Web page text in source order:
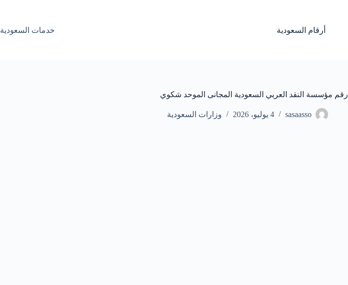
المحتوى
أرقام السعودية خدمات السعودية
رقم مؤسسة النقد العربي السعودية المجانى الموحد شكوي
sasaasso 4 يوليو، 2026 وزارات السعودية